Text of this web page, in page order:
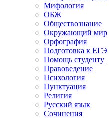
Мифология
ОБЖ
Обществознание
Окружающий мир
Орфография
Подготовка к ЕГЭ
Помощь студенту
Правоведение
Психология
Пунктуация
Религия
Русский язык
Сочинения